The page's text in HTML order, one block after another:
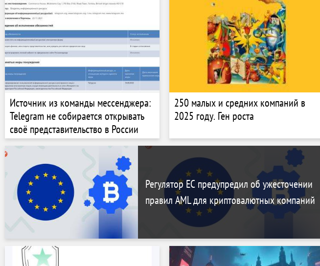
Источник из команды мессенджера:
Telegram не собирается открывать
своё представительство в России
250 малых и средних компаний в
2025 году. Ген роста
Регулятор ЕС предупредил об ужесточении
правил AML для криптовалютных компаний